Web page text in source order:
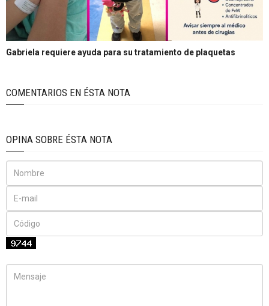
Gabriela requiere ayuda para su tratamiento de plaquetas
COMENTARIOS EN ÉSTA NOTA
OPINA SOBRE ÉSTA NOTA